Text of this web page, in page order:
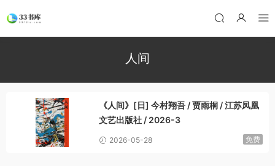
人间
《人间》[日] 今村翔吾 / 贾雨桐 / 江苏凤凰
文艺出版社 / 2026-3
2026-05-28 免费